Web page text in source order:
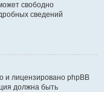
свободно
сведений
и лицензировано phpBB
должна быть